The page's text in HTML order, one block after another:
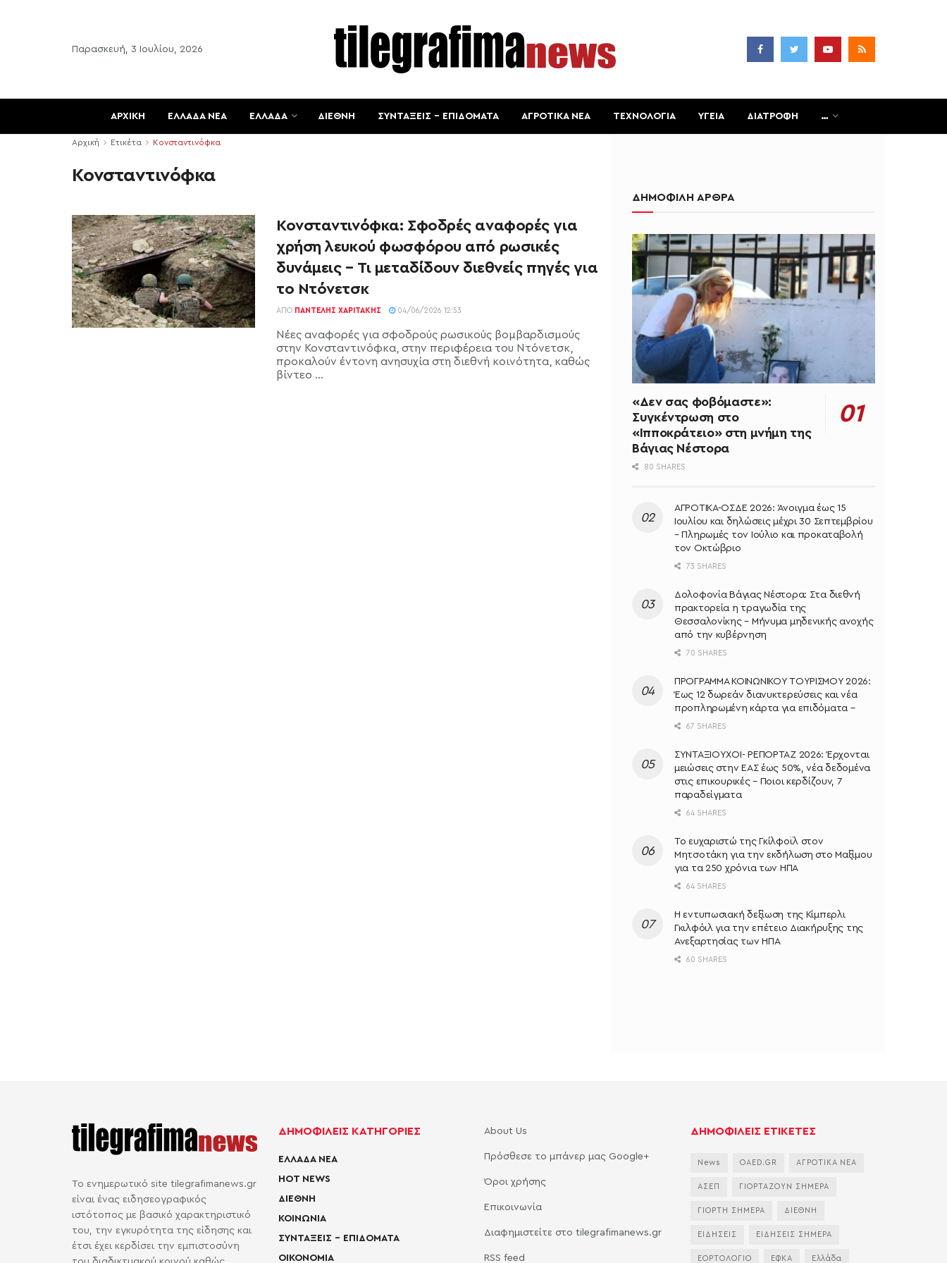
Παρασκευή, 3 Ιουλίου, 2026
ΑΡΧΙΚΗ ΕΛΛΑΔΑ ΝΕΑ ΕΛΛΑΔΑ ΔΙΕΘΝΗ ΣΥΝΤΑΞΕΙΣ – ΕΠΙΔΟΜΑΤΑ ΑΓΡΟΤΙΚΑ ΝΕΑ ΤΕΧΝΟΛΟΓΙΑ ΥΓΕΙΑ ΔΙΑΤΡΟΦΗ …
Αρχική Ετικέτα Κονσταντινόφκα
Κονσταντινόφκα
Κονσταντινόφκα: Σφοδρές αναφορές για
χρήση λευκού φωσφόρου από ρωσικές
δυνάμεις – Τι μεταδίδουν διεθνείς πηγές για
το Ντόνετσκ
ΑΠΌ ΠΑΝΤΕΛΉΣ ΧΑΡΙΤΆΚΗΣ 04/06/2026 12:53
Νέες αναφορές για σφοδρούς ρωσικούς βομβαρδισμούς
στην Κονσταντινόφκα, στην περιφέρεια του Ντόνετσκ,
προκαλούν έντονη ανησυχία στη διεθνή κοινότητα, καθώς
βίντεο ...
ΔΗΜΟΦΙΛΗ ΑΡΘΡΑ
«Δεν σας φοβόμαστε»:
Συγκέντρωση στο
«Ιπποκράτειο» στη μνήμη της
Βάγιας Νέστορα
80 SHARES
ΑΓΡΟΤΙΚΑ-ΟΣΔΕ 2026: Άνοιγμα έως 15
Ιουλίου και δηλώσεις μέχρι 30 Σεπτεμβρίου
– Πληρωμές τον Ιούλιο και προκαταβολή
τον Οκτώβριο
73 SHARES
Δολοφονία Βάγιας Νέστορα: Στα διεθνή
πρακτορεία η τραγωδία της
Θεσσαλονίκης – Μήνυμα μηδενικής ανοχής
από την κυβέρνηση
70 SHARES
ΠΡΟΓΡΑΜΜΑ ΚΟΙΝΩΝΙΚΟΥ ΤΟΥΡΙΣΜΟΥ 2026:
Έως 12 δωρεάν διανυκτερεύσεις και νέα
προπληρωμένη κάρτα για επιδόματα –
67 SHARES
ΣΥΝΤΑΞΙΟΥΧΟΙ- ΡΕΠΟΡΤΑΖ 2026: Έρχονται
μειώσεις στην ΕΑΣ έως 50%, νέα δεδομένα
στις επικουρικές – Ποιοι κερδίζουν, 7
παραδείγματα
64 SHARES
Το ευχαριστώ της Γκίλφοϊλ στον
Μητσοτάκη για την εκδήλωση στο Μαξίμου
για τα 250 χρόνια των ΗΠΑ
64 SHARES
Η εντυπωσιακή δεξίωση της Κίμπερλι
Γκιλφόιλ για την επέτειο Διακήρυξης της
Ανεξαρτησίας των ΗΠΑ
60 SHARES
Το ενημερωτικό site tilegrafimanews.gr
είναι ένας ειδησεογραφικός
ιστότοπος με βασικό χαρακτηριστικό
του, την εγκυρότητα της είδησης και
έτσι έχει κερδίσει την εμπιστοσύνη
ΔΗΜΟΦΙΛΕΙΣ ΚΑΤΗΓΟΡΙΕΣ
ΕΛΛΑΔΑ ΝΕΑ
HOT NEWS
ΔΙΕΘΝΗ
ΚΟΙΝΩΝΙΑ
ΣΥΝΤΑΞΕΙΣ – ΕΠΙΔΟΜΑΤΑ
ΟΙΚΟΝΟΜΙΑ
About Us
Πρόσθεσε το μπάνερ μας Google+
Όροι χρήσης
Επικοινωνία
Διαφημιστείτε στο tilegrafimanews.gr
RSS feed
ΔΗΜΟΦΙΛΕΙΣ ΕΤΙΚΕΤΕΣ
News OAED.GR ΑΓΡΟΤΙΚΑ ΝΕΑ
ΑΣΕΠ ΓΙΟΡΤΑΖΟΥΝ ΣΗΜΕΡΑ
ΓΙΟΡΤΗ ΣΗΜΕΡΑ ΔΙΕΘΝΗ
ΕΙΔΗΣΕΙΣ ΕΙΔΗΣΕΙΣ ΣΗΜΕΡΑ
ΕΟΡΤΟΛΟΓΙΟ ΕΦΚΑ Ελλάδα